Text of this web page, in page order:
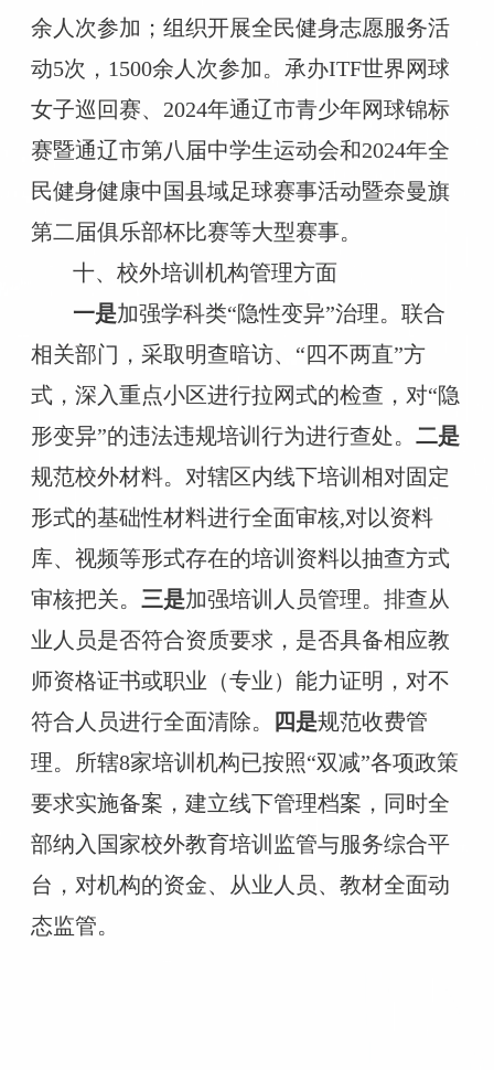
余人次参加；组织开展全民健身志愿服务活
动5次，1500余人次参加。承办ITF世界网球
女子巡回赛、2024年通辽市青少年网球锦标
赛暨通辽市第八届中学生运动会和2024年全
民健身健康中国县域足球赛事活动暨奈曼旗
第二届俱乐部杯比赛等大型赛事。
十、校外培训机构管理方面
一是加强学科类“隐性变异”治理。联合
相关部门，采取明查暗访、“四不两直”方
式，深入重点小区进行拉网式的检查，对“隐
形变异”的违法违规培训行为进行查处。 二是
规范校外材料。对辖区内线下培训相对固定
形式的基础性材料进行全面审核,对以资料
库、视频等形式存在的培训资料以抽查方式
审核把关。 三是加强培训人员管理。排查从
业人员是否符合资质要求，是否具备相应教
师资格证书或职业（专业）能力证明，对不
符合人员进行全面清除。 四是规范收费管
理。所辖8家培训机构已按照“双减”各项政策
要求实施备案，建立线下管理档案，同时全
部纳入国家校外教育培训监管与服务综合平
台，对机构的资金、从业人员、教材全面动
态监管。